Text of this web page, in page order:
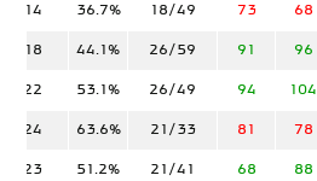
68
73
18/49
36.7%
4/14
96
91
26/59
44.1%
9/18
104
94
26/49
53.1%
6/22
78
81
21/33
63.6%
8/24
88
68
21/41
51.2%
8/23